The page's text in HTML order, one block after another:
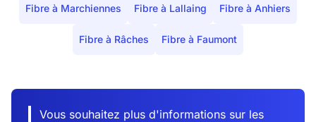
Fibre à Marchiennes Fibre à Lallaing Fibre à Anhiers
Fibre à Râches Fibre à Faumont
Vous souhaitez plus d'informations sur les